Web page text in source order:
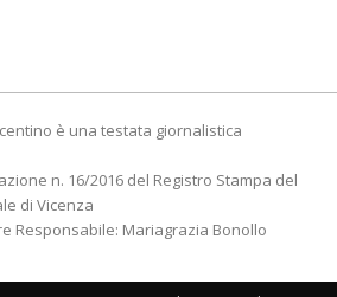
è una testata giornalistica
n. 16/2016 del Registro Stampa del
di Vicenza
Responsabile: Mariagrazia Bonollo